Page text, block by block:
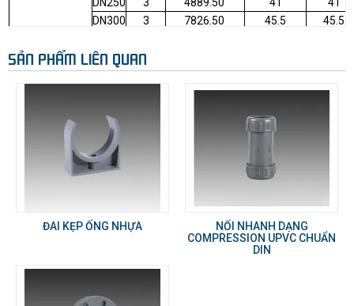
DN250
3 4889.50 41
41
DN300
3 7826.50 45.5
45.5
DN400
2
DN450
1 0.00 64
64
0.00 68.5 68.5
SẢN PHẨM LIÊN QUAN
ĐAI KẸP ỐNG NHỰA
NỐI NHANH DẠNG
COMPRESSION UPVC CHUẨN
DIN